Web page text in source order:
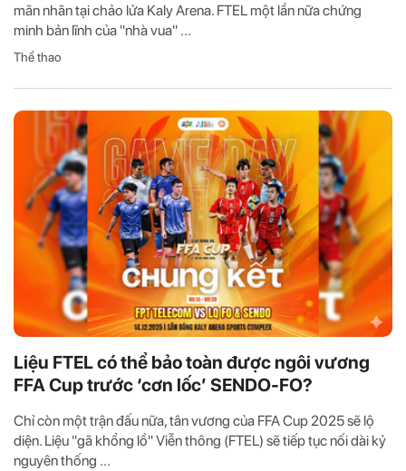
mãn nhãn tại chảo lửa Kaly Arena. FTEL một lần nữa chứng
minh bản lĩnh của "nhà vua" ...
Thể thao
Liệu FTEL có thể bảo toàn được ngôi vương
FFA Cup trước ‘cơn lốc’ SENDO-FO?
Chỉ còn một trận đấu nữa, tân vương của FFA Cup 2025 sẽ lộ
diện. Liệu "gã khổng lồ" Viễn thông (FTEL) sẽ tiếp tục nối dài kỷ
nguyên thống ...